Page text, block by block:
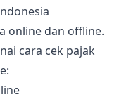
online dan offline.
cara cek pajak